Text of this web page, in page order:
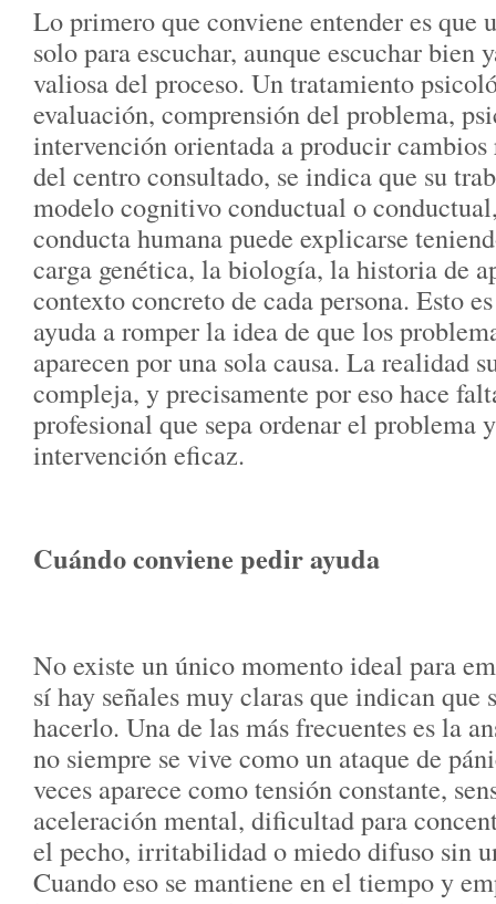
Lo primero que conviene entender es que
solo para escuchar, aunque escuchar bien
valiosa del proceso. Un tratamiento
evaluación, comprensión del problema,
intervención orientada a producir cambios
del centro consultado, se indica que su
modelo cognitivo conductual o
conducta humana puede explicarse
carga genética, la biología, la historia de
contexto concreto de cada persona. Esto
ayuda a romper la idea de que los
aparecen por una sola causa. La realidad
compleja, y precisamente por eso hace
profesional que sepa ordenar el problema
intervención eficaz.
Cuándo conviene pedir ayuda
No existe un único momento ideal para
sí hay señales muy claras que indican que
hacerlo. Una de las más frecuentes es la
no siempre se vive como un ataque de
veces aparece como tensión constante,
aceleración mental, dificultad para
el pecho, irritabilidad o miedo difuso sin
Cuando eso se mantiene en el tiempo y